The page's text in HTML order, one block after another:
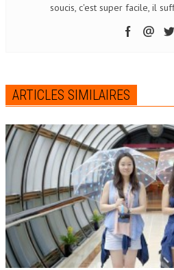
soucis, c'est super facile, il
ARTICLES SIMILAIRES